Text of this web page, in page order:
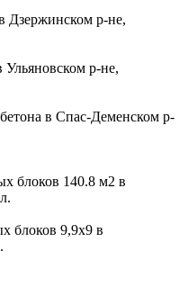
Дзержинском р-не,
Ульяновском р-не,
в Спас-Деменском р-
блоков 140.8 м2 в
блоков 9,9х9 в